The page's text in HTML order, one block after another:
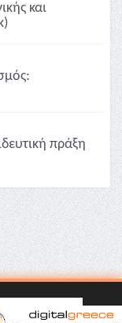
και
πράξη